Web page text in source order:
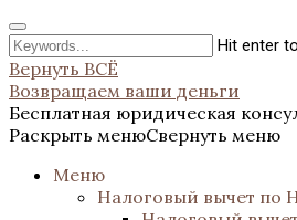
Hit enter
Вернуть ВСЁ
Возвращаем ваши деньги
Бесплатная юридическая
Раскрыть менюСвернуть меню
Меню
Налоговый вычет по